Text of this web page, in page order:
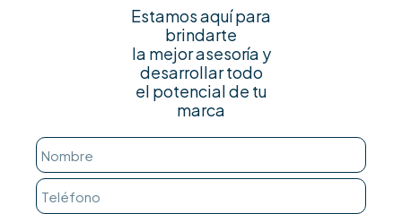
Estamos aquí para
brindarte
la mejor asesoría y
desarrollar todo
el potencial de tu
marca